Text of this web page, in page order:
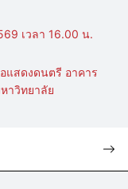
เวลา 16.00 น.
แสดงดนตรี อาคาร
าวิทยาลัย